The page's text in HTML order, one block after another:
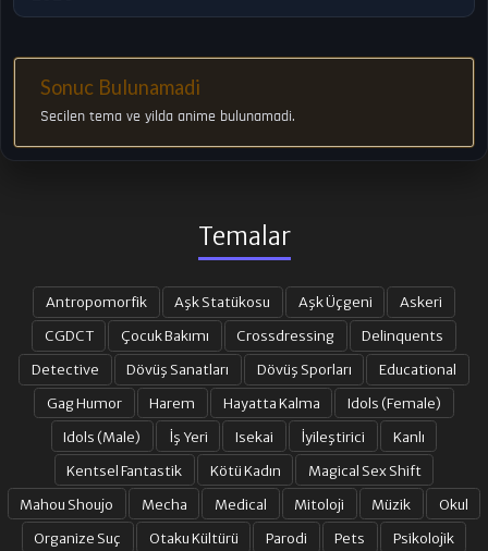
Sonuc Bulunamadi
Secilen tema ve yilda anime bulunamadi.
Temalar
Antropomorfik Aşk Statükosu Aşk Üçgeni
Askeri
CGDCT
Çocuk Bakımı Crossdressing
Delinquents
Detective
Dövüş Sanatları Dövüş Sporları
Educational
Gag Humor
Harem Hayatta Kalma
Idols (Female)
Idols (Male)
İş Yeri Isekai İyileştirici
Kanlı
Kentsel Fantastik
Kötü Kadın
Magical Sex Shift
Mahou Shoujo
Mecha Medical Mitoloji Müzik
Okul
Organize Suç
Otaku Kültürü Parodi Pets
Psikolojik